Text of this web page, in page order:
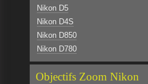
Nikon D5
Nikon D4S
Nikon D850
Nikon D780
Objectifs Zoom Nikon